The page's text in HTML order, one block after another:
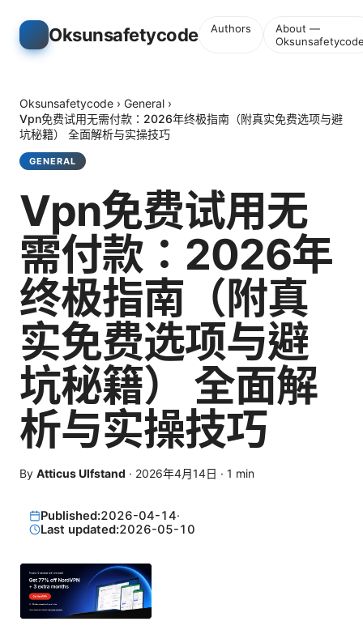
Oksunsafetycode Authors
About —
Oksunsafetycode › General ›
Vpn免费试用无需付款：2026年终极指南（附真实免费选项与避
坑秘籍） 全面解析与实操技巧
GENERAL
Vpn免费试用无
需付款：2026年
终极指南（附真
实免费选项与避
坑秘籍） 全面解
析与实操技巧
By Atticus Ulfstand · 2026年4月14日 · 1 min
Published:2026-04-14·
Last updated:2026-05-10